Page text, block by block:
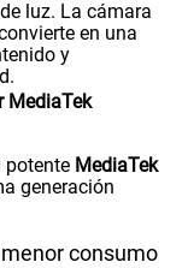
luz. La cámara
en una
y
MediaTek
potente MediaTek
generación
consumo